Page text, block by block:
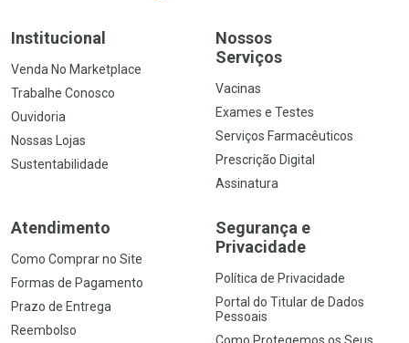
Institucional
Venda No Marketplace
Trabalhe Conosco
Ouvidoria
Nossas Lojas
Sustentabilidade
Nossos
Serviços
Vacinas
Exames e Testes
Serviços Farmacêuticos
Prescrição Digital
Assinatura
Atendimento
Como Comprar no Site
Formas de Pagamento
Prazo de Entrega
Reembolso
Segurança e
Privacidade
Política de Privacidade
Portal do Titular de Dados
Pessoais
Como Protegemos os Seus